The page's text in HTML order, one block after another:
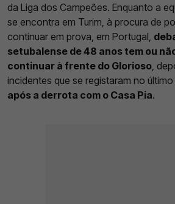
da Liga dos Campeões. Enquanto a
se encontra em Turim, à procura de
continuar em prova, em Portugal,
setubalense de 48 anos tem ou
continuar à frente do Glorioso,
incidentes que se registaram no
após a derrota com o Casa Pia.